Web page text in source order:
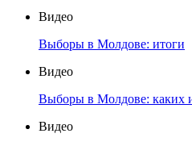
Видео
Выборы в Молдове: итоги
Видео
Выборы в Молдове: каких
Видео